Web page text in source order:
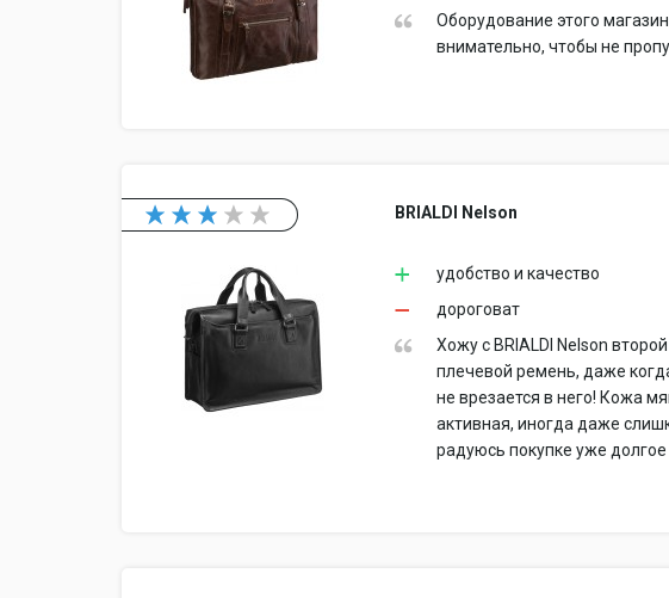
Оборудование этого
внимательно, чтобы не
BRIALDI Nelson
удобство и качество
дороговат
Хожу с BRIALDI Nelson
плечевой ремень, даже
не врезается в него! Кожа
активная, иногда даже
радуюсь покупке уже